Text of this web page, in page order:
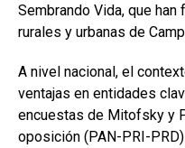
Sembrando Vida, que
rurales y urbanas de
A nivel nacional, el
ventajas en entidades
encuestas de Mitofsky y
oposición (PAN-PRI-